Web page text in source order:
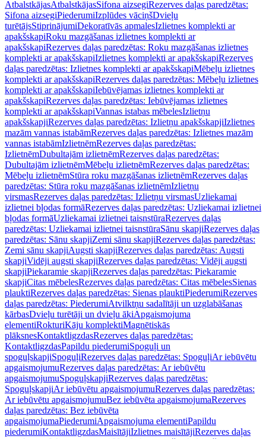
AtbalstkājasAtbalstkājasSifona aizsegiRezerves daļas paredzētas:
Sifona aizsegiPiederumiIzplūdes vāciņšDvieļu
turētājsStiprinājumiDekoratīvās apmalesIzlietnes komplekti ar
apakšskapiRoku mazgāšanas izlietnes komplekti ar
apakšskapiRezerves daļas paredzētas: Roku mazgāšanas izlietnes
komplekti ar apakšskapiIzlietnes komplekti ar apakšskapiRezerves
daļas paredzētas: Izlietnes komplekti ar apakšskapiMēbeļu izlietnes
komplekti ar apakšskapiRezerves daļas paredzētas: Mēbeļu izlietnes
komplekti ar apakšskapiIebūvējamas izlietnes komplekti ar
apakšskapiRezerves daļas paredzētas: Iebūvējamas izlietnes
komplekti ar apakšskapiVannas istabas mēbelesIzlietņu
apakšskapjiRezerves daļas paredzētas: Izlietņu apakšskapjiIzlietnes
mazām vannas istabāmRezerves daļas paredzētas: Izlietnes mazām
vannas istabāmIzlietnēmRezerves daļas paredzētas:
IzlietnēmDubultajām izlietnēmRezerves daļas paredzētas:
Dubultajām izlietnēmMēbeļu izlietnēmRezerves daļas paredzētas:
Mēbeļu izlietnēmStūra roku mazgāšanas izlietnēmRezerves daļas
paredzētas: Stūra roku mazgāšanas izlietnēmIzlietņu
virsmasRezerves daļas paredzētas: Izlietņu virsmasUzliekamai
izlietnei bļodas formāRezerves daļas paredzētas: Uzliekamai izlietnei
bļodas formāUzliekamai izlietnei taisnstūraRezerves daļas
paredzētas: Uzliekamai izlietnei taisnstūraSānu skapjiRezerves daļas
paredzētas: Sānu skapjiZemi sānu skapjiRezerves daļas paredzētas:
Zemi sānu skapjiAugsti skapjiRezerves daļas paredzētas: Augsti
skapjiVidēji augsti skapjiRezerves daļas paredzētas: Vidēji augsti
skapjiPiekaramie skapjiRezerves daļas paredzētas: Piekaramie
skapjiCitas mēbelesRezerves daļas paredzētas: Citas mēbelesSienas
plauktiRezerves daļas paredzētas: Sienas plauktiPiederumiRezerves
daļas paredzētas: PiederumiAtvilktņu sadalītāji un uzglabāšanas
kārbasDvieļu turētāji un dvieļu āķiApgaismojuma
elementiRokturiKāju komplektiMagnētiskās
plāksnesKontaktligzdasRezerves daļas paredzētas:
KontaktligzdasPapildu piederumiSpoguļi un
spoguļskapjiSpoguļiRezerves daļas paredzētas: SpoguļiAr iebūvētu
apgaismojumuRezerves daļas paredzētas: Ar iebūvētu
apgaismojumuSpoguļskapjiRezerves daļas paredzētas:
SpoguļskapjiAr iebūvētu apgaismojumuRezerves daļas paredzētas:
Ar iebūvētu apgaismojumuBez iebūvēta apgaismojumaRezerves
daļas paredzētas: Bez iebūvēta
apgaismojumaPiederumiApgaismojuma elementiPapildu
piederumiKontaktligzdasMaisītājiIzlietnes maisītājiRezerves daļas